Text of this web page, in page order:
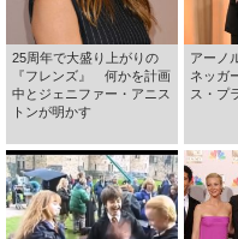
25周年で大盛り上がりの
『フレンズ』 何かを計画
中とジェニファー・アニス
トンが明かす
アーノ
ネッガ
ス・プ